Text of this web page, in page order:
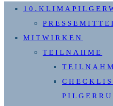
MITWIRKEN
TEILNAHME